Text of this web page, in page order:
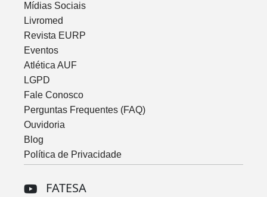
Mídias Sociais
Livromed
Revista EURP
Eventos
Atlética AUF
LGPD
Fale Conosco
Perguntas Frequentes (FAQ)
Ouvidoria
Blog
Política de Privacidade
FATESA